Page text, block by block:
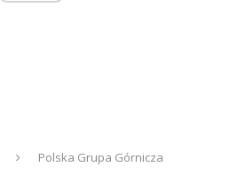
Polska Grupa Górnicza